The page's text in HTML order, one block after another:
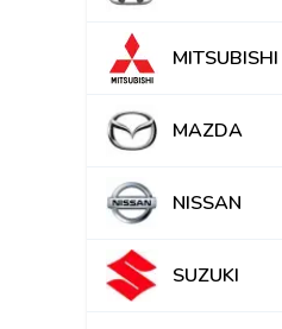
MITSUBISHI
MAZDA
NISSAN
SUZUKI